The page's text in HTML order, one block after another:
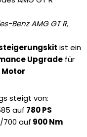
Benz AMG GT R,
ist ein
Upgrade für
Motor
steigt von:
auf 780 PS
700 auf 900 Nm